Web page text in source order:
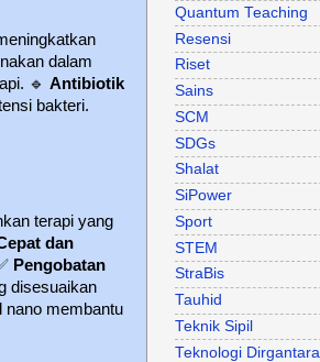
dalam
🔹 Antibiotik
bakteri.
terapi yang
dan
Pengobatan
disesuaikan
nano membantu
Quantum Teaching
Resensi
Riset
Sains
SCM
SDGs
Shalat
SiPower
Sport
STEM
StraBis
Tauhid
Teknik Sipil
Teknologi Dirgantara